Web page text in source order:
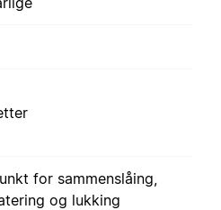
for sammenslåing,
og lukking